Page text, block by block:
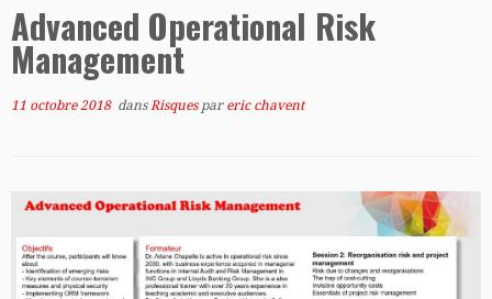
Advanced Operational Risk
Management
11 octobre 2018dansRisques par eric chavent